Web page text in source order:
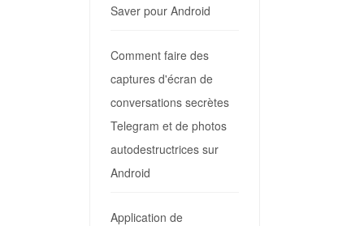
Saver pour Android
Comment faire des
captures d'écran de
conversations secrètes
Telegram et de photos
autodestructrices sur
Android
Application de